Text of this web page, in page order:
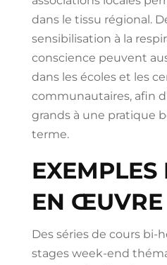
dans le tissu régional.
sensibilisation à la
conscience peuvent
dans les écoles et les
communautaires, afin
grands à une pratique
terme.
EXEMPLES
EN ŒUVRE
Des séries de cours bi-
stages week-end